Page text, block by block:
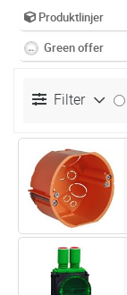
Produktlinjer
Green offer
Filter